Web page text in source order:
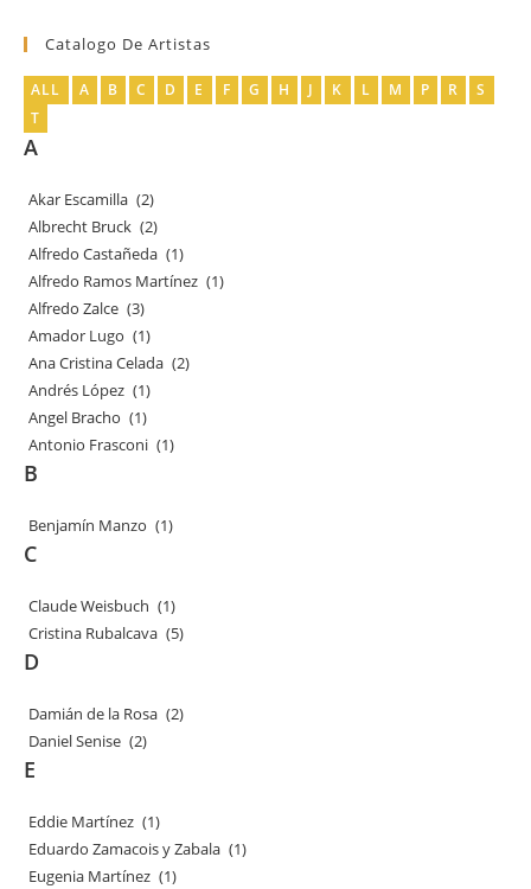
Catalogo De Artistas
ALL A B C D E F G H J K L M P R
S
T
A
Akar Escamilla (2)
Albrecht Bruck (2)
Alfredo Castañeda (1)
Alfredo Ramos Martínez (1)
Alfredo Zalce (3)
Amador Lugo (1)
Ana Cristina Celada (2)
Andrés López (1)
Angel Bracho (1)
Antonio Frasconi (1)
B
Benjamín Manzo (1)
C
Claude Weisbuch (1)
Cristina Rubalcava (5)
D
Damián de la Rosa (2)
Daniel Senise (2)
E
Eddie Martínez (1)
Eduardo Zamacois y Zabala (1)
Eugenia Martínez (1)